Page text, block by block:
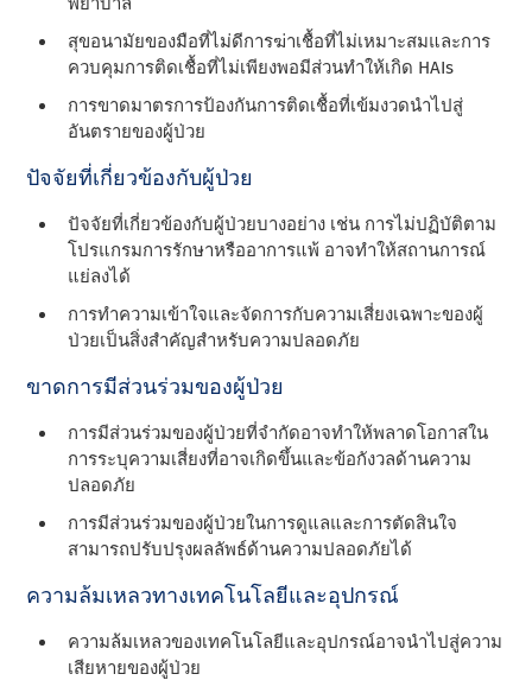
สุขอนามัยของมือที่ไม่ดีการฆ่าเชื้อที่ไม่เหมาะสมและการ
ควบคุมการติดเชื้อที่ไม่เพียงพอมีส่วนทําให้เกิด HAIs
การขาดมาตรการป้องกันการติดเชื้อที่เข้มงวดนําไปสู่
อันตรายของผู้ป่วย
ปัจจัยที่เกี่ยวข้องกับผู้ป่วย
ปัจจัยที่เกี่ยวข้องกับผู้ป่วยบางอย่าง เช่น การไม่ปฏิบัติตาม
โปรแกรมการรักษาหรืออาการแพ้ อาจทําให้สถานการณ์
แย่ลงได้
การทําความเข้าใจและจัดการกับความเสี่ยงเฉพาะของผู้
ป่วยเป็นสิ่งสําคัญสําหรับความปลอดภัย
ขาดการมีส่วนร่วมของผู้ป่วย
การมีส่วนร่วมของผู้ป่วยที่จํากัดอาจทําให้พลาดโอกาสใน
การระบุความเสี่ยงที่อาจเกิดขึ้นและข้อกังวลด้านความ
ปลอดภัย
การมีส่วนร่วมของผู้ป่วยในการดูแลและการตัดสินใจ
สามารถปรับปรุงผลลัพธ์ด้านความปลอดภัยได้
ความล้มเหลวทางเทคโนโลยีและอุปกรณ์
ความล้มเหลวของเทคโนโลยีและอุปกรณ์อาจนําไปสู่ความ
เสียหายของผู้ป่วย